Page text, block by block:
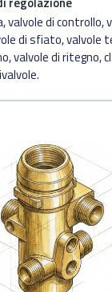
valvole di controllo,
di sfiato, valvole
valvole di ritegno,